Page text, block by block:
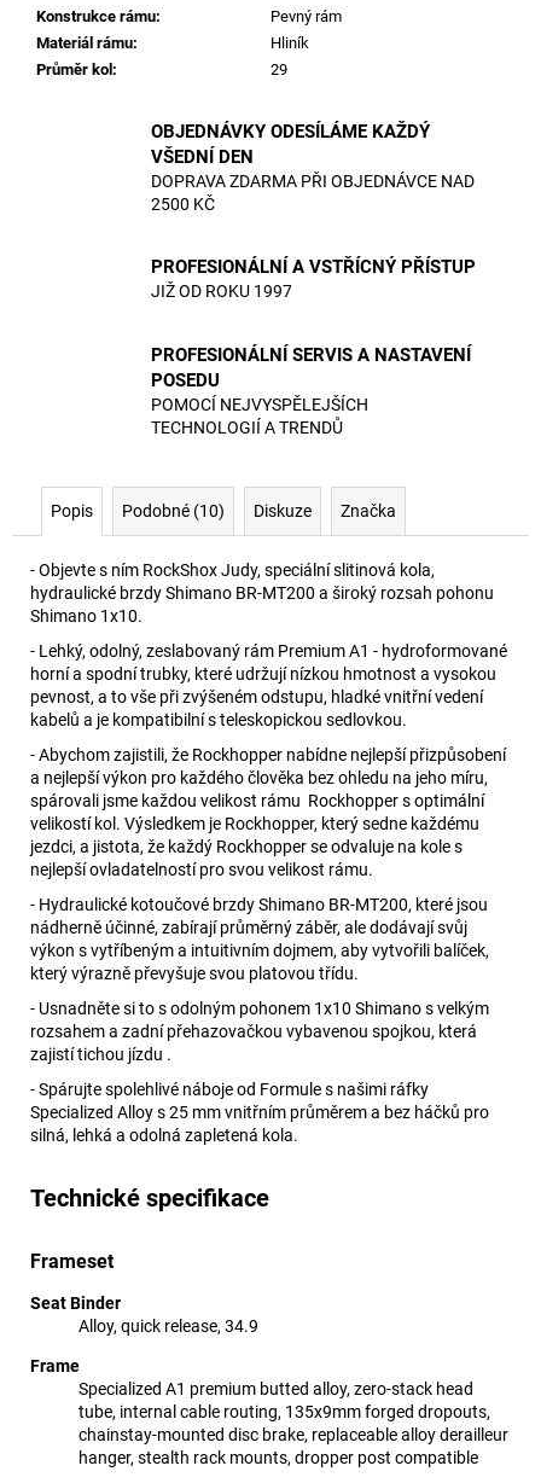
Konstrukce rámu:
Pevný rám
Materiál rámu:
Hliník
Průměr kol: 29
OBJEDNÁVKY ODESÍLÁME KAŽDÝ
VŠEDNÍ DEN
DOPRAVA ZDARMA PŘI OBJEDNÁVCE NAD
2500 KČ
PROFESIONÁLNÍ A VSTŘÍCNÝ PŘÍSTUP
JIŽ OD ROKU 1997
PROFESIONÁLNÍ SERVIS A NASTAVENÍ
POSEDU
POMOCÍ NEJVYSPĚLEJŠÍCH
TECHNOLOGIÍ A TRENDŮ
Popis Podobné (10) Diskuze Značka
- Objevte s ním RockShox Judy, speciální slitinová kola,
hydraulické brzdy Shimano BR-MT200 a široký rozsah pohonu
Shimano 1x10.
- Lehký, odolný, zeslabovaný rám Premium A1 - hydroformované
horní a spodní trubky, které udržují nízkou hmotnost a vysokou
pevnost, a to vše při zvýšeném odstupu, hladké vnitřní vedení
kabelů a je kompatibilní s teleskopickou sedlovkou.
- Abychom zajistili, že Rockhopper nabídne nejlepší přizpůsobení
a nejlepší výkon pro každého člověka bez ohledu na jeho míru,
spárovali jsme každou velikost rámu Rockhopper s optimální
velikostí kol. Výsledkem je Rockhopper, který sedne každému
jezdci, a jistota, že každý Rockhopper se odvaluje na kole s
nejlepší ovladatelností pro svou velikost rámu.
- Hydraulické kotoučové brzdy Shimano BR-MT200, které jsou
nádherně účinné, zabírají průměrný záběr, ale dodávají svůj
výkon s vytříbeným a intuitivním dojmem, aby vytvořili balíček,
který výrazně převyšuje svou platovou třídu.
- Usnadněte si to s odolným pohonem 1x10 Shimano s velkým
rozsahem a zadní přehazovačkou vybavenou spojkou, která
zajistí tichou jízdu .
- Spárujte spolehlivé náboje od Formule s našimi ráfky
Specialized Alloy s 25 mm vnitřním průměrem a bez háčků pro
silná, lehká a odolná zapletená kola.
Technické specifikace
Frameset
Seat Binder
Alloy, quick release, 34.9
Frame
Specialized A1 premium butted alloy, zero-stack head
tube, internal cable routing, 135x9mm forged dropouts,
chainstay-mounted disc brake, replaceable alloy derailleur
hanger, stealth rack mounts, dropper post compatible